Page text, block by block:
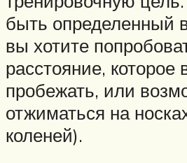
быть определенный
вы хотите
расстояние, которое
пробежать, или
отжиматься на
коленей).